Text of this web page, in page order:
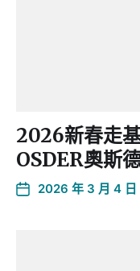
2026新春走
OSDER奧斯
2026 年 3 月 4 日